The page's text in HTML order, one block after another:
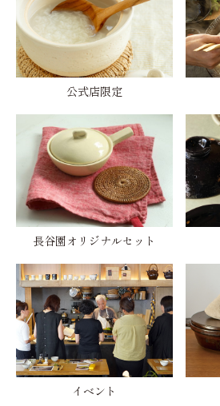
公式店限定
長谷園オリジナルセット
イベント